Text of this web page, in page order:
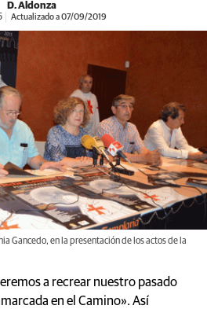
D. Aldonza
Actualizado a 07/09/2019
Gancedo, en la presentación de los actos de la
a recrear nuestro pasado
en el Camino». Así